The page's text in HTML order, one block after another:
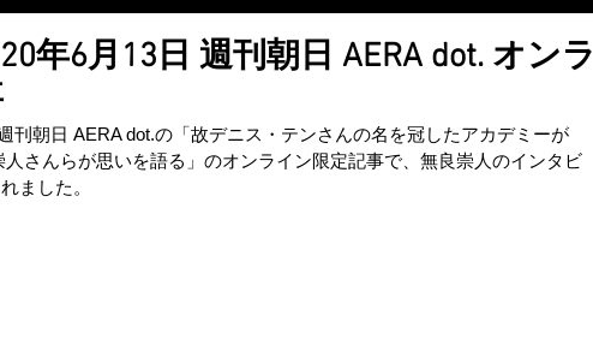
年6月13日 週刊朝日 AERA dot. オンラ
刊朝日 AERA dot.の「故デニス・テンさんの名を冠したアカデミーが
さんらが思いを語る」のオンライン限定記事で、無良崇人のインタビ
ました。